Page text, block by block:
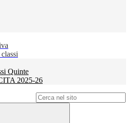
Quinte
2025-26